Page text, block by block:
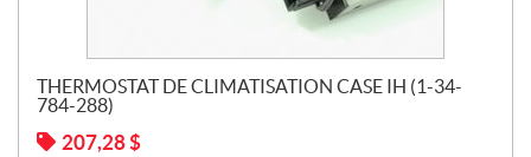
THERMOSTAT DE CLIMATISATION CASE IH (1-34-
784-288)
207,28$